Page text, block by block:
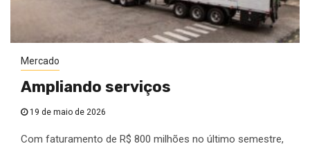
Mercado
Ampliando serviços
19 de maio de 2026
Com faturamento de R$ 800 milhões no último semestre,